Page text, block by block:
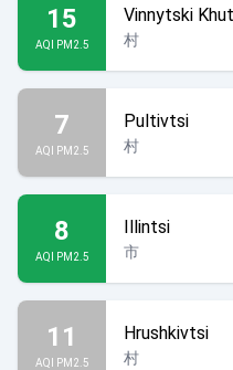
15
AQI PM2.5
Vinnytski
村
7
AQI PM2.5
Pultivtsi
村
8
AQI PM2.5
Illintsi
市
11
AQI PM2.5
Hrushkivtsi
村